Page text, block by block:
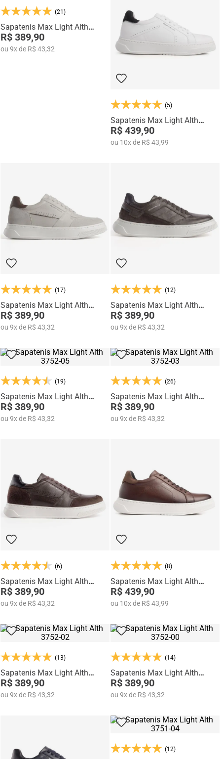
Na categoria Você + Alto, você encontra sapatos sociais, casuais,
mocassins e sapatênis com tecnologia de elevação interna,
desenvolvidos para garantir mais confiança, postura e estilo em
qualquer momento do dia.
(21)
Sapatenis Max Light Alth
3752-04
R$ 389,90
ou 9xde R$ 43,32
(5)
Sapatenis Max Light Alth
3753-04
R$ 439,90
ou 10xde R$ 43,99
(17)
Sapatenis Max Light Alth
3751-03
R$ 389,90
ou 9xde R$ 43,32
(12)
Sapatenis Max Light Alth
3752-01
R$ 389,90
ou 9xde R$ 43,32
(19)
Sapatenis Max Light Alth
3752-05
R$ 389,90
ou 9xde R$ 43,32
(26)
Sapatenis Max Light Alth
3752-03
R$ 389,90
ou 9xde R$ 43,32
(6)
Sapatenis Max Light Alth
3751-01
R$ 389,90
ou 9xde R$ 43,32
(8)
Sapatenis Max Light Alth
3753-01
R$ 439,90
ou 10xde R$ 43,99
(13)
Sapatenis Max Light Alth
3752-02
R$ 389,90
ou 9xde R$ 43,32
(14)
Sapatenis Max Light Alth
3752-00
R$ 389,90
ou 9xde R$ 43,32
(12)